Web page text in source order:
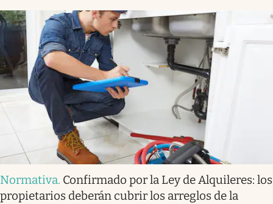
Normativa. Confirmado por la Ley de Alquileres: los
propietarios deberán cubrir los arreglos de la